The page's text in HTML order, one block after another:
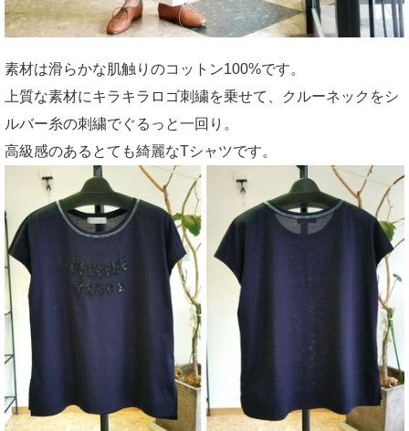
素材は滑らかな肌触りのコットン100%です。
上質な素材にキラキラロゴ刺繍を乗せて、クルーネックをシ
ルバー糸の刺繍でぐるっと一回り。
高級感のあるとても綺麗なTシャツです。